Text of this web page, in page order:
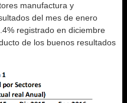
manufactura y
del mes de enero
registrado en diciembre
de los buenos resultados